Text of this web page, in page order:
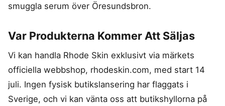
smuggla serum över Öresundsbron.
Var Produkterna Kommer Att Säljas
Vi kan handla Rhode Skin exklusivt via märkets
officiella webbshop, rhodeskin.com, med start 14
juli. Ingen fysisk butikslansering har flaggats i
Sverige, och vi kan vänta oss att butikshyllorna på